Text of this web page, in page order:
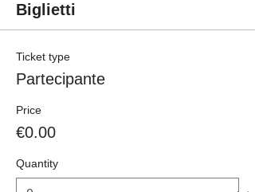
Biglietti
Ticket type
Partecipante
Price
€0.00
Quantity